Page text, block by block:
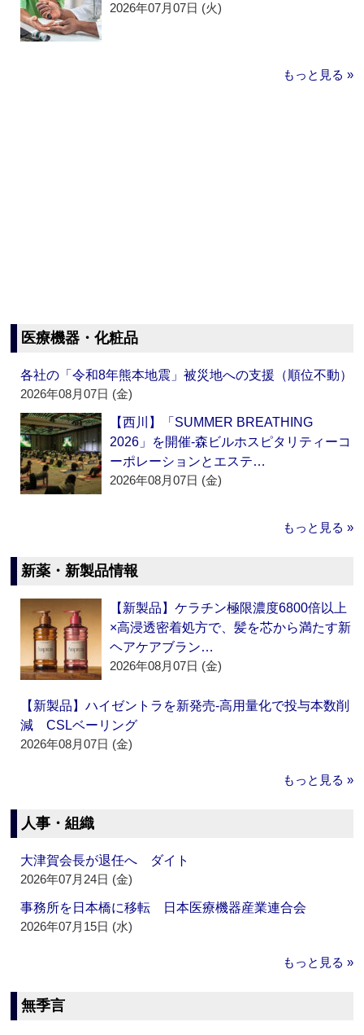
2026年07月07日 (火)
もっと見る »
医療機器・化粧品
各社の「令和8年熊本地震」被災地への支援（順位不動）
2026年08月07日 (金)
【西川】「SUMMER BREATHING
2026」を開催‐森ビルホスピタリティーコ
ーポレーションとエステ…
2026年08月07日 (金)
もっと見る »
新薬・新製品情報
【新製品】ケラチン極限濃度6800倍以上
×高浸透密着処方で、髪を芯から満たす新
ヘアケアブラン…
2026年08月07日 (金)
【新製品】ハイゼントラを新発売‐高用量化で投与本数削
減 CSLベーリング
2026年08月07日 (金)
もっと見る »
人事・組織
大津賀会長が退任へ ダイト
2026年07月24日 (金)
事務所を日本橋に移転 日本医療機器産業連合会
2026年07月15日 (水)
もっと見る »
無季言